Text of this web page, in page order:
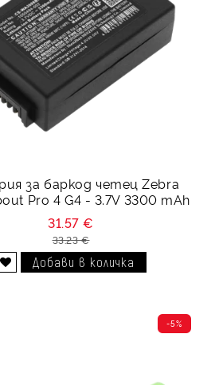
за баркод четец Zebra
Pro 4 G4 - 3.7V 3300 mAh
31.57 €
33.23 €
-5%